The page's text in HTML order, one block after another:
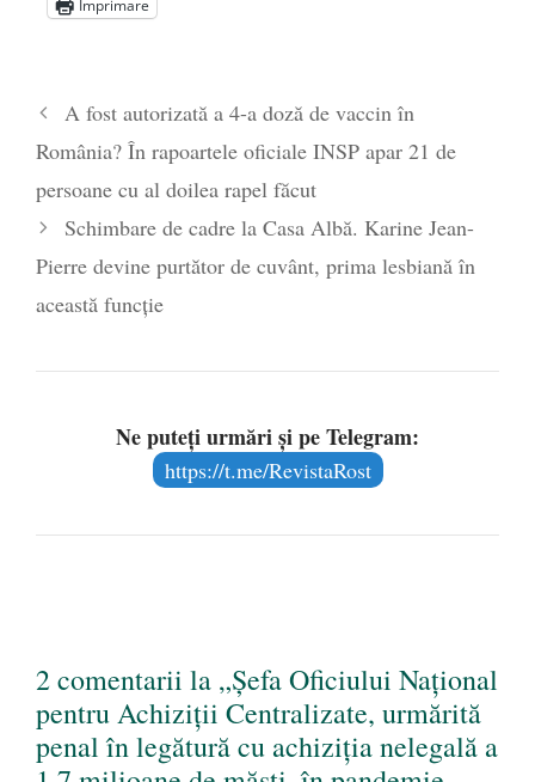
Statul care servește Națiunea
poetului Octavian Goga, înlăturat din Iași
- 16 aprilie 2026
Imprimare
A fost autorizată a 4-a doză de vaccin în
România? În rapoartele oficiale INSP apar 21 de
persoane cu al doilea rapel făcut
Schimbare de cadre la Casa Albă. Karine Jean-
Pierre devine purtător de cuvânt, prima lesbiană în
această funcție
Ne puteți urmări și pe Telegram:
https://t.me/RevistaRost
2 comentarii la „Şefa Oficiului Naţional
pentru Achiziţii Centralizate, urmărită
penal în legătură cu achiziția nelegală a